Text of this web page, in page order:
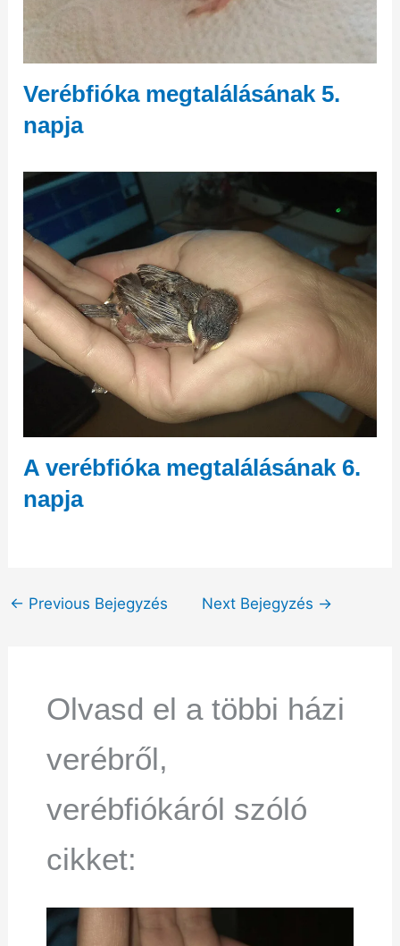
Verébfióka megtalálásának 5.
napja
A verébfióka megtalálásának 6.
napja
← Previous Bejegyzés Next Bejegyzés →
Olvasd el a többi házi
verébről,
verébfiókáról szóló
cikket: